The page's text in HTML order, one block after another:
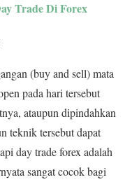
Trade Di Forex
(buy and sell) mata
pada hari tersebut
ataupun dipindahkan
teknik tersebut dapat
day trade forex adalah
sangat cocok bagi